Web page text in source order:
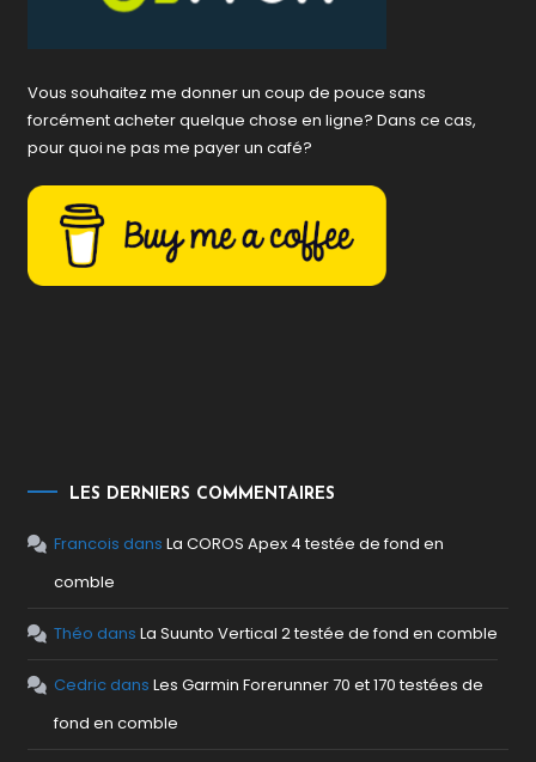
Vous souhaitez me donner un coup de pouce sans
forcément acheter quelque chose en ligne? Dans ce cas,
pour quoi ne pas me payer un café?
LES DERNIERS COMMENTAIRES
Francois dansLa COROS Apex 4 testée de fond en
comble
Théo dansLa Suunto Vertical 2 testée de fond en comble
CedricdansLes Garmin Forerunner 70 et 170 testées de
fond en comble